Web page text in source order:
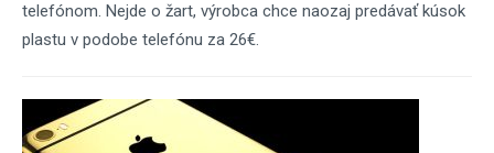
telefónom. Nejde o žart, výrobca chce naozaj predávať kúsok
plastu v podobe telefónu za 26€.